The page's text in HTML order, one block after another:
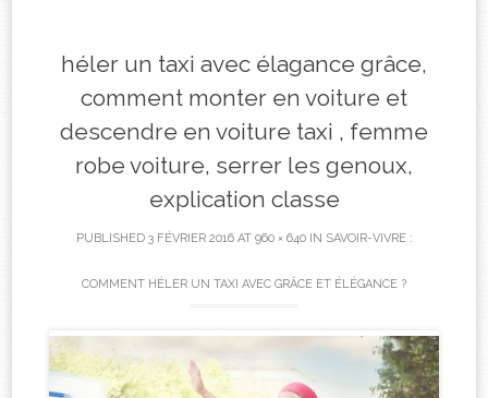
héler un taxi avec élagance grâce,
comment monter en voiture et
descendre en voiture taxi , femme
robe voiture, serrer les genoux,
explication classe
PUBLISHED 3 FÉVRIER 2016AT 960 × 640IN SAVOIR-VIVRE :
COMMENT HÉLER UN TAXI AVEC GRÂCE ET ÉLÉGANCE ?